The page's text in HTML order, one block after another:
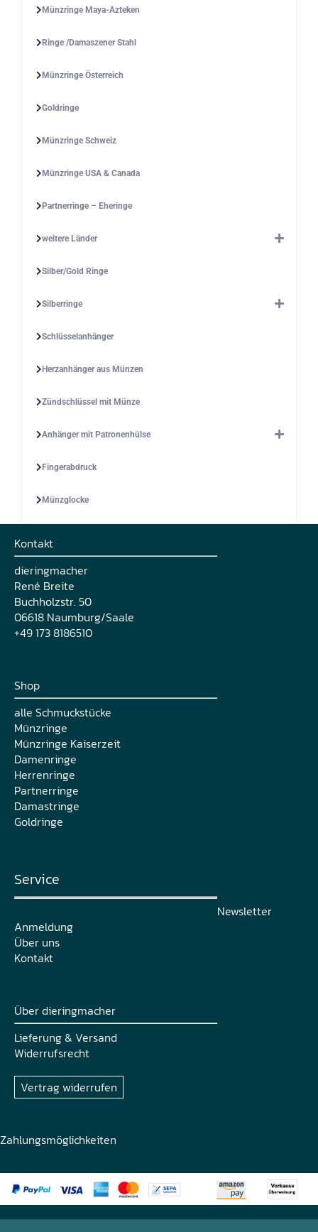
Münzringe Maya-Azteken
Ringe /Damaszener Stahl
Münzringe Österreich
Goldringe
Münzringe Schweiz
Münzringe USA & Canada
Partnerringe – Eheringe
weitere Länder
Silber/Gold Ringe
Silberringe
Schlüsselanhänger
Herzanhänger aus Münzen
Zündschlüssel mit Münze
Anhänger mit Patronenhülse
Fingerabdruck
Münzglocke
Kontakt
dieringmacher
René Breite
Buchholzstr. 50
06618 Naumburg/Saale
+49 173 8186510
Shop
alle Schmuckstücke
Münzringe
Münzringe Kaiserzeit
Damenringe
Herrenringe
Partnerringe
Damastringe
Goldringe
Service
Newsletter
Anmeldung
Über uns
Kontakt
Über dieringmacher
Lieferung & Versand
Widerrufsrecht
Vertrag widerrufen
Zahlungsmöglichkeiten